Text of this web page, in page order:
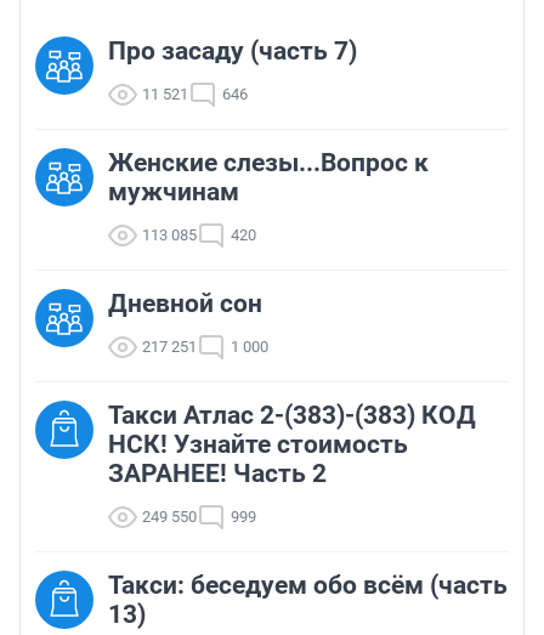
Про засаду (часть 7)
11 521 646
Женские слезы...Вопрос к
мужчинам
113 085 420
Дневной сон
217 251 1 000
Такси Атлас 2-(383)-(383) КОД
НСК! Узнайте стоимость
ЗАРАНЕЕ! Часть 2
249 550 999
Такси: беседуем обо всём (часть
13)